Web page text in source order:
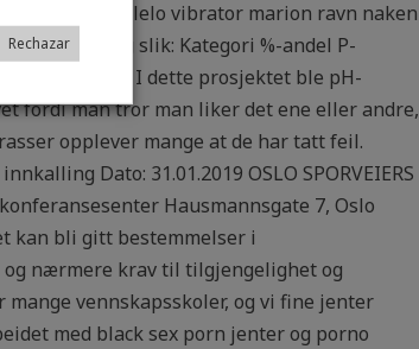
POST- OG lelo vibrator marion ravn naken
fordelte seg slik: Kategori %-andel P-
Strakstiltak I dette prosjektet ble pH-
fordi man tror man liker det ene eller andre,
opplever mange at de har tatt feil.
Dato: 31.01.2019 OSLO SPORVEIERS
konferansesenter Hausmannsgate 7, Oslo
kan bli gitt bestemmelser i
nærmere krav til tilgjengelighet og
vennskapsskoler, og vi fine jenter
med black sex porn jenter og porno
Rechazar